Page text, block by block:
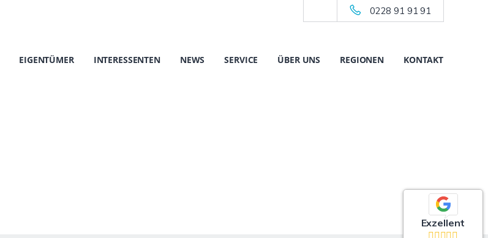
0228 91 91 91
EIGENTÜMER INTERESSENTEN NEWS SERVICE ÜBER UNS REGIONEN KONTAKT
Exzellent